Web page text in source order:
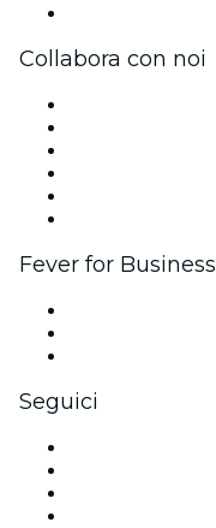
Collabora con noi
Fever for Business
Seguici